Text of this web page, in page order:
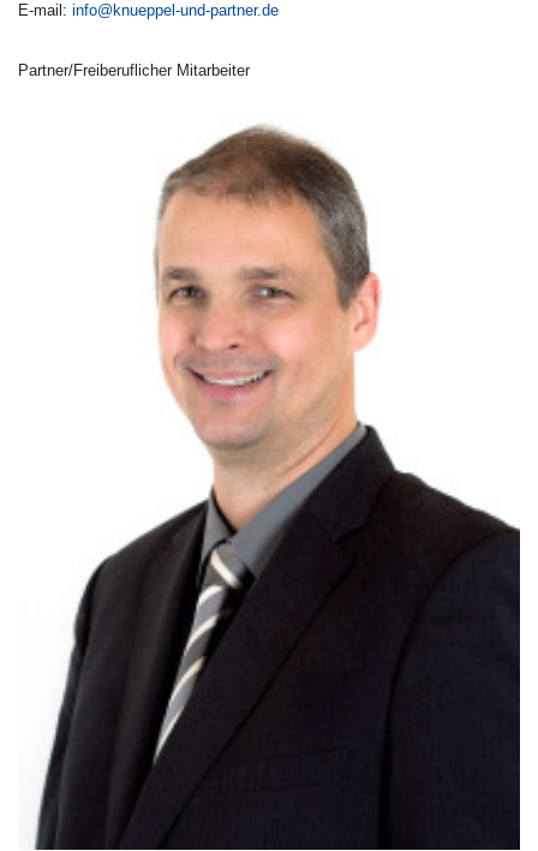
E-mail: info@knueppel-und-partner.de
Partner/Freiberuflicher Mitarbeiter